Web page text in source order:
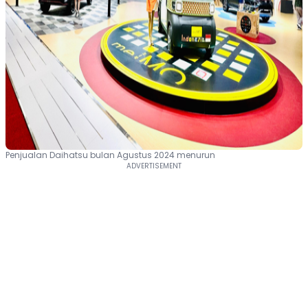
Penjualan Daihatsu bulan Agustus 2024 menurun